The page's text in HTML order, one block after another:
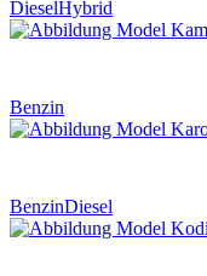
DieselHybrid
Benzin
BenzinDiesel